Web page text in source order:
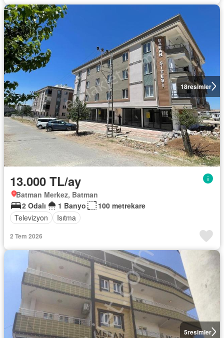
18resimler
13.000 TL/ay
Batman Merkez, Batman
2 Odalı
1 Banyo
100 metrekare
Televizyon
Isıtma
2 Tem 2026
5resimler